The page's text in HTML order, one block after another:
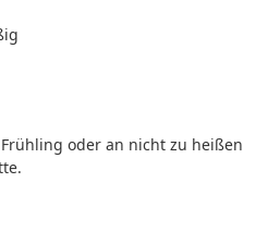
oder an nicht zu heißen